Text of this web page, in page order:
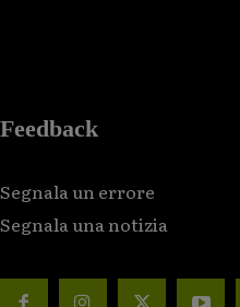
Feedback
Segnala un errore
Segnala una notizia